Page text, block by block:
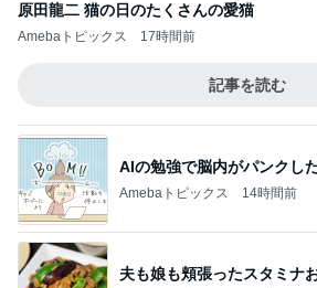
原田龍二 猫の日のたくさんの愛猫
Amebaトピックス 17時間前
記事を読む
AIの勉強で脳内がパンクし
Amebaトピックス 14時間前
夫も娘も頬張ったスタミナ